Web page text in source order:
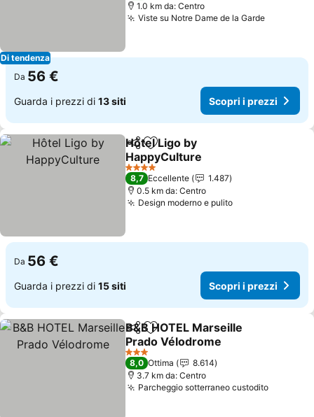
Di tendenza
1.0 km da: Centro
Viste su Notre Dame de la GardeScopri i
Da 56 €
Guarda i prezzi di 13 siti Scopri i prezzi
CondividiAggiungi ai preferiti
Hôtel Ligo by
HappyCulture
Scopri i prezzi
4 Stelle
8,7 Eccellente
1.487
0.5 km da: Centro
Design moderno e pulitoScopri i prezzi
Da 56 €
Guarda i prezzi di 15 siti Scopri i prezzi
CondividiAggiungi ai preferiti
B&B HOTEL Marseille
Prado Vélodrome
Scopri i prezzi
3 Stelle
8,0 Ottima
8.614
3.7 km da: Centro
Parcheggio sotterraneo custoditoScopri i